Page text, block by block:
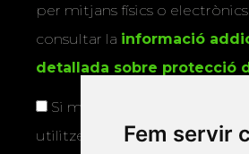
Fem servir
per mitjans físics o
consultar la informació
detallada sobre protecció
Si marqueu aquesta
utilitzem les vostres dades per